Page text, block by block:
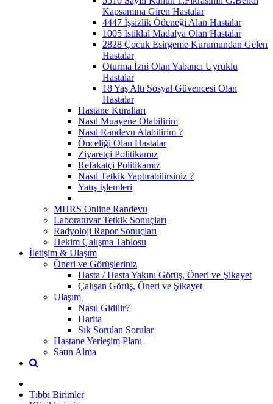
Kapsamına Giren Hastalar
4447 İşsizlik Ödeneği Alan Hastalar
1005 İstiklal Madalya Olan Hastalar
2828 Çocuk Esirgeme Kurumundan Gelen
Hastalar
Oturma İzni Olan Yabancı Uyruklu
Hastalar
18 Yaş Altı Sosyal Güvencesi Olan
Hastalar
Hastane Kuralları
Nasıl Muayene Olabilirim
Nasıl Randevu Alabilirim ?
Önceliği Olan Hastalar
Ziyaretçi Politikamız
Refakatçi Politikamız
Nasıl Tetkik Yaptırabilirsiniz ?
Yatış İşlemleri
MHRS Online Randevu
Laboratuvar Tetkik Sonuçları
Radyoloji Rapor Sonuçları
Hekim Çalışma Tablosu
İletişim & Ulaşım
Öneri ve Görüşleriniz
Hasta / Hasta Yakını Görüş, Öneri ve Şikayet
Çalışan Görüş, Öneri ve Şikayet
Ulaşım
Nasıl Gidilir?
Harita
Sık Sorulan Sorular
Hastane Yerleşim Planı
Satın Alma
Tıbbi Birimler